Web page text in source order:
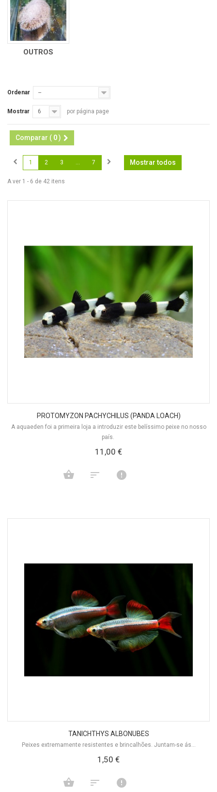
OUTROS
Ordenar --
Mostrar 6 por página page
Comparar ( 0)
Mostrar todos
1 2 3 7
A ver 1 - 6 de 42 itens
PROTOMYZON PACHYCHILUS (PANDA LOACH)
A aquaeden foi a primeira loja a introduzir este belíssimo peixe no nosso
país.
11,00 €
TANICHTHYS ALBONUBES
Peixes extremamente resistentes e brincalhões. Juntam-se ás...
1,50 €